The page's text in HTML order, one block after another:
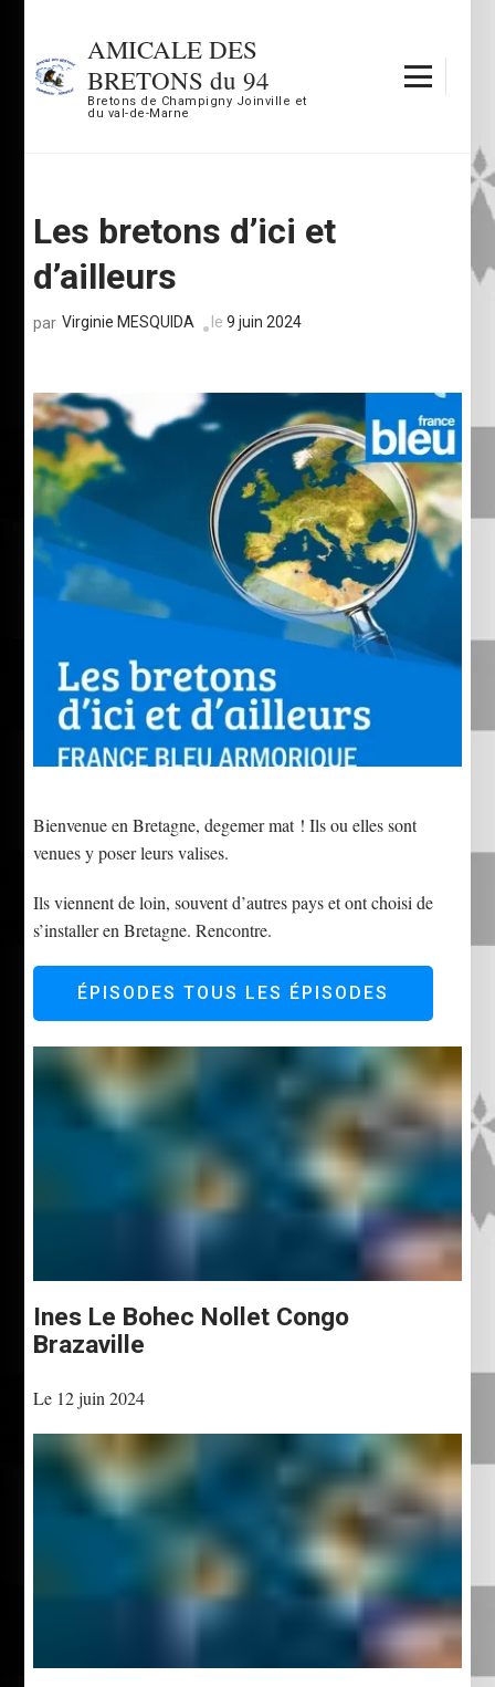
contenu
(Pressez
AMICALE DES
BRETONS du 94
Bretons de Champigny Joinville et
du val-de-Marne
Les bretons d’ici et
d’ailleurs
par Virginie MESQUIDA le9 juin 2024
Bienvenue en Bretagne, degemer mat ! Ils ou elles sont
venues y poser leurs valises.
Ils viennent de loin, souvent d’autres pays et ont choisi de
s’installer en Bretagne. Rencontre.
ÉPISODES TOUS LES ÉPISODES
Ines Le Bohec Nollet Congo
Brazaville
Le 12 juin 2024